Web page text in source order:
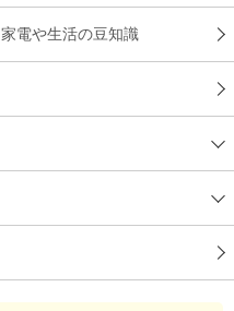
家電や生活の豆知識